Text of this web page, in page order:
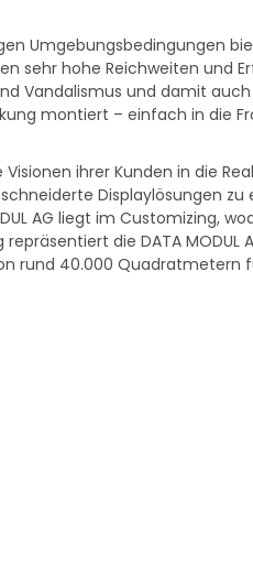
Umgebungsbedingungen
sehr hohe Reichweiten und
Vandalismus und damit
montiert – einfach in die
Visionen ihrer Kunden in
Displaylösungen
AG liegt im Customizing,
die DATA
rund 40.000